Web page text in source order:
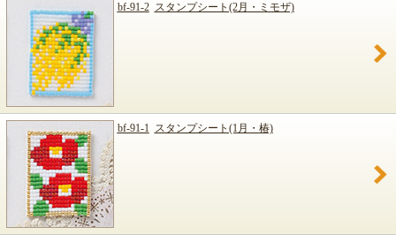
bf-91-2 スタンプシート(2月・ミモザ)
bf-91-1 スタンプシート(1月・椿)